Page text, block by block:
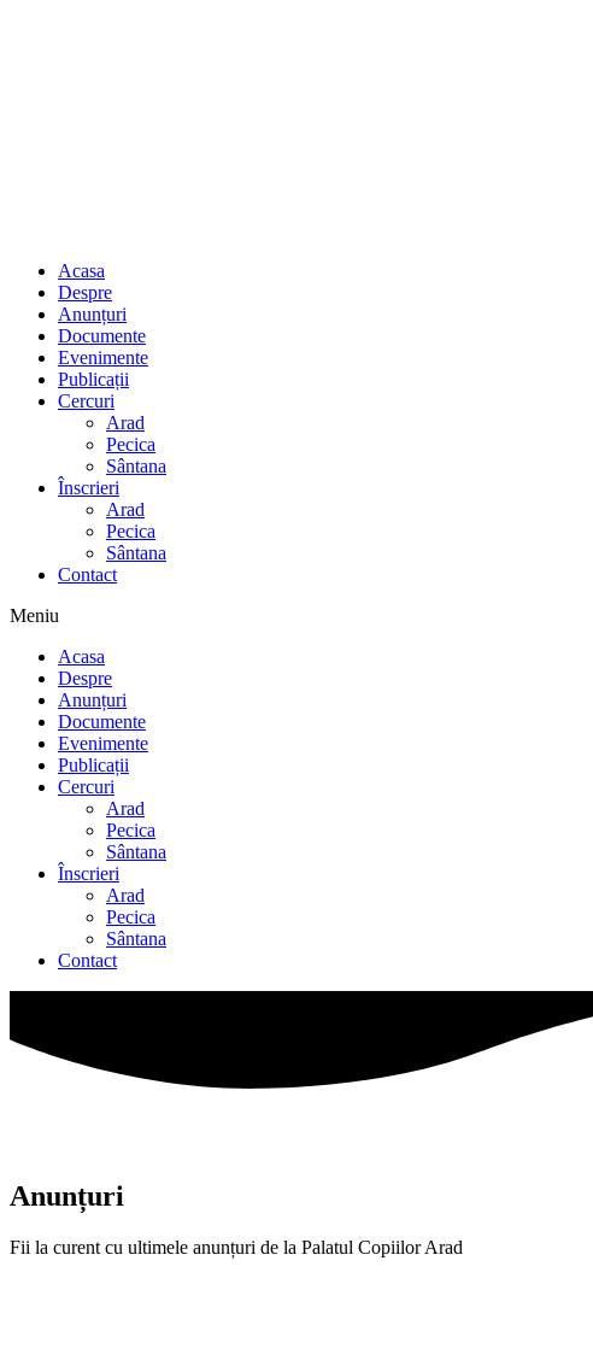
Acasa
Despre
Anunțuri
Documente
Evenimente
Publicații
Cercuri
Arad
Pecica
Sântana
Înscrieri
Arad
Pecica
Sântana
Contact
Meniu
Acasa
Despre
Anunțuri
Documente
Evenimente
Publicații
Cercuri
Arad
Pecica
Sântana
Înscrieri
Arad
Pecica
Sântana
Contact
Anunțuri
Fii la curent cu ultimele anunțuri de la Palatul Copiilor Arad